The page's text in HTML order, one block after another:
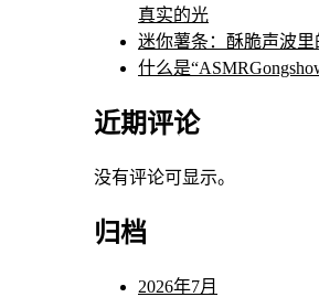
真实的光
迷你薯条：酥脆声波里
什么是
近期评论
没有评论可显示。
归档
2026年7月